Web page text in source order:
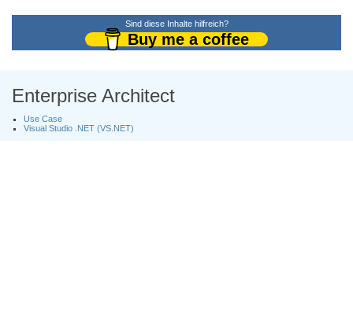
Sind diese Inhalte hilfreich?
Buy me a coffee
Enterprise Architect
Use Case
Visual Studio .NET (VS.NET)